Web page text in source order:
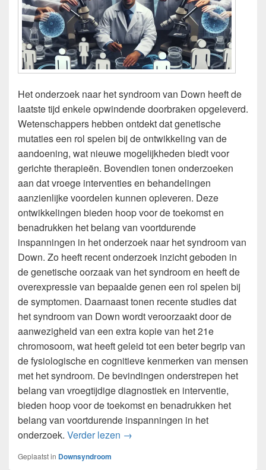
Het onderzoek naar het syndroom van Down heeft de
laatste tijd enkele opwindende doorbraken opgeleverd.
Wetenschappers hebben ontdekt dat genetische
mutaties een rol spelen bij de ontwikkeling van de
aandoening, wat nieuwe mogelijkheden biedt voor
gerichte therapieën. Bovendien tonen onderzoeken
aan dat vroege interventies en behandelingen
aanzienlijke voordelen kunnen opleveren. Deze
ontwikkelingen bieden hoop voor de toekomst en
benadrukken het belang van voortdurende
inspanningen in het onderzoek naar het syndroom van
Down. Zo heeft recent onderzoek inzicht geboden in
de genetische oorzaak van het syndroom en heeft de
overexpressie van bepaalde genen een rol spelen bij
de symptomen. Daarnaast tonen recente studies dat
het syndroom van Down wordt veroorzaakt door de
aanwezigheid van een extra kopie van het 21e
chromosoom, wat heeft geleid tot een beter begrip van
de fysiologische en cognitieve kenmerken van mensen
met het syndroom. De bevindingen onderstrepen het
belang van vroegtijdige diagnostiek en interventie,
bieden hoop voor de toekomst en benadrukken het
belang van voortdurende inspanningen in het
onderzoek. Verder lezen De laatste ontwikkelingen in het
→
Geplaatst in Downsyndroom